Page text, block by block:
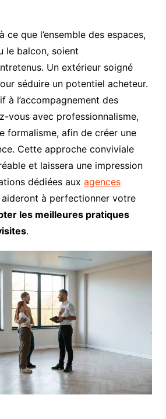
ce que l’ensemble des espaces,
le balcon, soient
Un extérieur soigné
séduire un potentiel acheteur.
à l’accompagnement des
vous avec professionnalisme,
formalisme, afin de créer une
Cette approche conviviale
et laissera une impression
dédiées aux agences
à perfectionner votre
les meilleures pratiques
.